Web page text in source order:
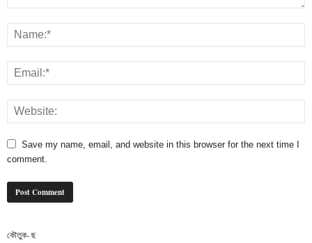
Save my name, email, and website in this browser for the next time I
comment.
কৌতুক- ছ